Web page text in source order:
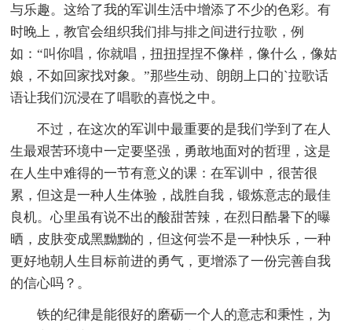
与乐趣。这给了我的军训生活中增添了不少的色彩。有
时晚上，教官会组织我们排与排之间进行拉歌，例
如：“叫你唱，你就唱，扭扭捏捏不像样，像什么，像姑
娘，不如回家找对象。”那些生动、朗朗上口的`拉歌话
语让我们沉浸在了唱歌的喜悦之中。
不过，在这次的军训中最重要的是我们学到了在人
生最艰苦环境中一定要坚强，勇敢地面对的哲理，这是
在人生中难得的一节有意义的课：在军训中，很苦很
累，但这是一种人生体验，战胜自我，锻炼意志的最佳
良机。心里虽有说不出的酸甜苦辣，在烈日酷暑下的曝
晒，皮肤变成黑黝黝的，但这何尝不是一种快乐，一种
更好地朝人生目标前进的勇气，更增添了一份完善自我
的信心吗？。
铁的纪律是能很好的磨砺一个人的意志和秉性，为